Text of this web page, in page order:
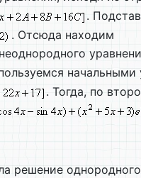
.
. Отсюда находим
начальными
. Тогда, по
решение